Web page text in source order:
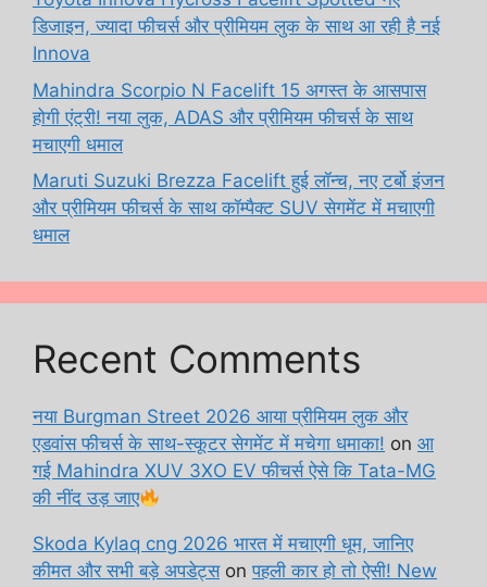
डिजाइन, ज्यादा फीचर्स और प्रीमियम लुक के साथ आ रही है नई
Innova
Mahindra Scorpio N Facelift 15 अगस्त के आसपास
होगी एंट्री! नया लुक, ADAS और प्रीमियम फीचर्स के साथ
मचाएगी धमाल
Maruti Suzuki Brezza Facelift हुई लॉन्च, नए टर्बो इंजन
और प्रीमियम फीचर्स के साथ कॉम्पैक्ट SUV सेगमेंट में मचाएगी
धमाल
Recent Comments
नया Burgman Street 2026 आया प्रीमियम लुक और
एडवांस फीचर्स के साथ-स्कूटर सेगमेंट में मचेगा धमाका! on आ
गई Mahindra XUV 3XO EV फीचर्स ऐसे कि Tata-MG
की नींद उड़ जाए
Skoda Kylaq cng 2026 भारत में मचाएगी धूम, जानिए
कीमत और सभी बड़े अपडेट्सonपहली कार हो तो ऐसी! New